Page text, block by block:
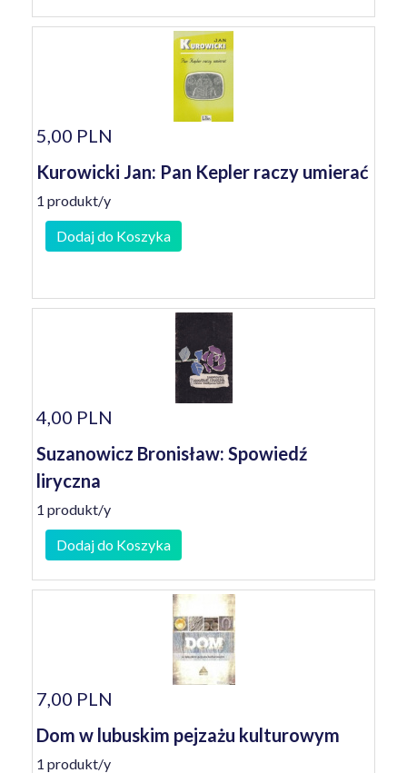
5,00 PLN
Kurowicki Jan: Pan Kepler raczy umierać
1 produkt/y
Dodaj do Koszyka
4,00 PLN
Suzanowicz Bronisław: Spowiedź
liryczna
1 produkt/y
Dodaj do Koszyka
7,00 PLN
Dom w lubuskim pejzażu kulturowym
1 produkt/y